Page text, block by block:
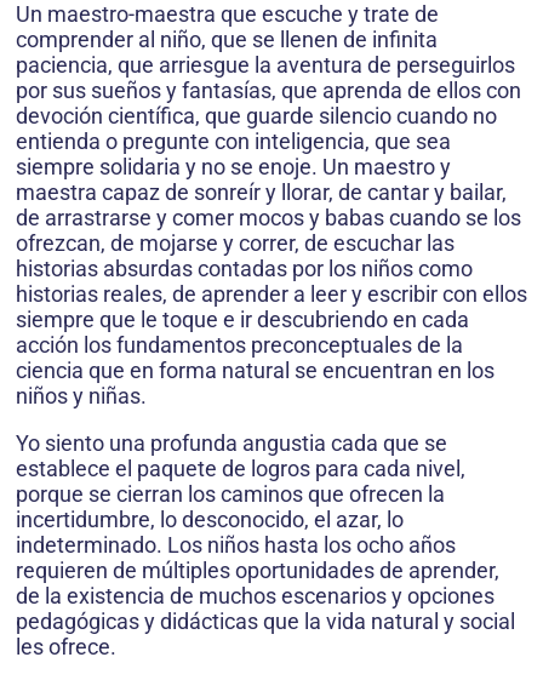
Un maestro-maestra que escuche y trate de
comprender al niño, que se llenen de infinita
paciencia, que arriesgue la aventura de perseguirlos
por sus sueños y fantasías, que aprenda de ellos con
devoción científica, que guarde silencio cuando no
entienda o pregunte con inteligencia, que sea
siempre solidaria y no se enoje. Un maestro y
maestra capaz de sonreír y llorar, de cantar y bailar,
de arrastrarse y comer mocos y babas cuando se los
ofrezcan, de mojarse y correr, de escuchar las
historias absurdas contadas por los niños como
historias reales, de aprender a leer y escribir con ellos
siempre que le toque e ir descubriendo en cada
acción los fundamentos preconceptuales de la
ciencia que en forma natural se encuentran en los
niños y niñas.
Yo siento una profunda angustia cada que se
establece el paquete de logros para cada nivel,
porque se cierran los caminos que ofrecen la
incertidumbre, lo desconocido, el azar, lo
indeterminado. Los niños hasta los ocho años
requieren de múltiples oportunidades de aprender,
de la existencia de muchos escenarios y opciones
pedagógicas y didácticas que la vida natural y social
les ofrece.